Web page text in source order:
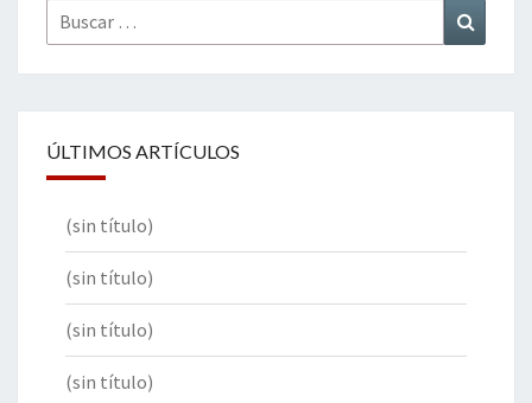
Buscar
por:
ÚLTIMOS ARTÍCULOS
(sin título)
(sin título)
(sin título)
(sin título)